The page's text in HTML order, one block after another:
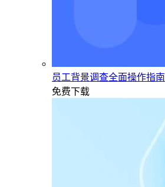
员工背景调查全面操作指南
免费下载